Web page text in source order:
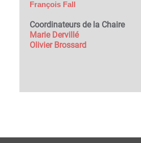
François Fall
Coordinateurs de la Chaire
Marie Dervillé
Olivier Brossard